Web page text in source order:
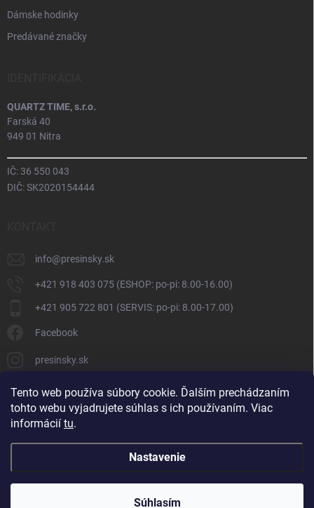
Tento web používa súbory cookie. Ďalším prechádzaním
tohto webu vyjadrujete súhlas s ich používaním. Viac
informácií tu.
Nastavenie
Súhlasím
Dámske hodinky
Predávané značky
QUARTZ TIME, s.r.o.
Farská 40
949 01 Nitra
IČ: 36 550 043
DIČ: SK2020154444
info@presinsky.sk
+421 918 403 075 (ESHOP: po-pi: 8.00-16.00)
+421 905 722 801 (SERVIS: po-pi: 8.00-17.00)
Facebook
presinsky.sk
Vytvoril Shoptet
Copyright 2026Presinsky.sk. Všetky práva vyhradené.